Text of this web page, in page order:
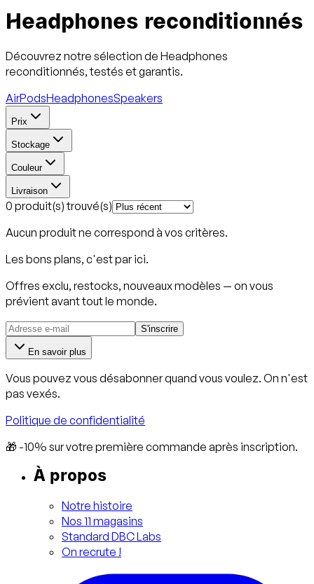
Headphones reconditionnés
Découvrez notre sélection de Headphones
reconditionnés, testés et garantis.
AirPodsHeadphonesSpeakers
Prix
Stockage
Couleur
Livraison
0 produit(s) trouvé(s)
Aucun produit ne correspond à vos critères.
Les bons plans, c'est par ici.
Offres exclu, restocks, nouveaux modèles — on vous
prévient avant tout le monde.
S'inscrire
En savoir plus
Vous pouvez vous désabonner quand vous voulez. On n'est
pas vexés.
Politique de confidentialité
🎁 -10% sur votre première commande après inscription.
À propos
Notre histoire
Nos 11 magasins
Standard DBC Labs
On recrute !